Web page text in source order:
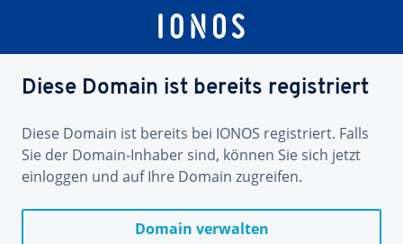
Diese Domain ist bereits registriert
Diese Domain ist bereits bei IONOS registriert. Falls
Sie der Domain-Inhaber sind, können Sie sich jetzt
einloggen und auf Ihre Domain zugreifen.
Domain verwalten